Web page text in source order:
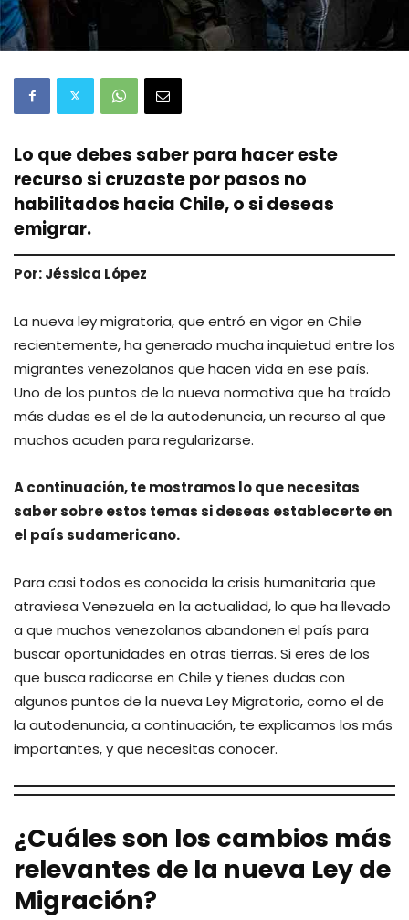
Lo que debes saber para hacer este
recurso si cruzaste por pasos no
habilitados hacia Chile, o si deseas
emigrar.
Por: Jéssica López
La nueva ley migratoria, que entró en vigor en Chile
recientemente, ha generado mucha inquietud entre los
migrantes venezolanos que hacen vida en ese país.
Uno de los puntos de la nueva normativa que ha traído
más dudas es el de la autodenuncia, un recurso al que
muchos acuden para regularizarse.
A continuación, te mostramos lo que necesitas
saber sobre estos temas si deseas establecerte en
el país sudamericano.
Para casi todos es conocida la crisis humanitaria que
atraviesa Venezuela en la actualidad, lo que ha llevado
a que muchos venezolanos abandonen el país para
buscar oportunidades en otras tierras. Si eres de los
que busca radicarse en Chile y tienes dudas con
algunos puntos de la nueva Ley Migratoria, como el de
la autodenuncia, a continuación, te explicamos los más
importantes, y que necesitas conocer.
¿Cuáles son los cambios más
relevantes de la nueva Ley de
Migración?